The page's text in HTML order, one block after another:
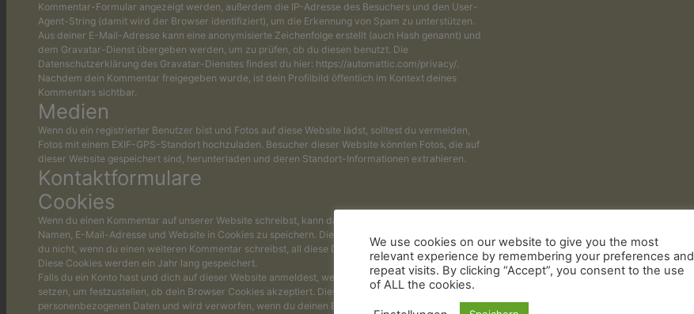
Kommentar-Formular angezeigt werden, außerdem die IP-Adresse des Besuchers und den User-
Agent-String (damit wird der Browser identifiziert), um die Erkennung von Spam zu unterstützen.
Aus deiner E-Mail-Adresse kann eine anonymisierte Zeichenfolge erstellt (auch Hash genannt) und
dem Gravatar-Dienst übergeben werden, um zu prüfen, ob du diesen benutzt. Die
Datenschutzerklärung des Gravatar-Dienstes findest du hier: https://automattic.com/privacy/.
Nachdem dein Kommentar freigegeben wurde, ist dein Profilbild öffentlich im Kontext deines
Kommentars sichtbar.
Medien
Wenn du ein registrierter Benutzer bist und Fotos auf diese Website lädst, solltest du vermeiden,
Fotos mit einem EXIF-GPS-Standort hochzuladen. Besucher dieser Website könnten Fotos, die auf
dieser Website gespeichert sind, herunterladen und deren Standort-Informationen extrahieren.
Kontaktformulare
Cookies
Wenn du einen Kommentar auf unserer Website schreibst, kann das eine Einwilligung sein, deinen
Namen, E-Mail-Adresse und Website in Cookies zu speichern. Dies ist eine Komfortfunktion, damit
du nicht, wenn du einen weiteren Kommentar schreibst, all diese Daten erneut eingeben musst.
Diese Cookies werden ein Jahr lang gespeichert.
Falls du ein Konto hast und dich auf dieser Website anmeldest, werden wir ein temporäres Cookie
setzen, um festzustellen, ob dein Browser Cookies akzeptiert. Dieses Cookie enthält keine
personenbezogenen Daten und wird verworfen, wenn du deinen Browser schließt.
We use cookies on our website to give you the most
relevant experience by remembering your preferences and
repeat visits. By clicking “Accept”, you consent to the use
of ALL the cookies.